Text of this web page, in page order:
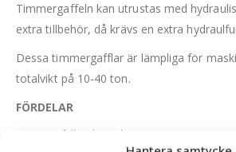
Timmergaffeln kan utrustas med
extra tillbehör, då krävs en extra
Dessa timmergafflar är lämpliga för
totalvikt på 10-40 ton.
FÖRDELAR
Hög fyllnadsgrad